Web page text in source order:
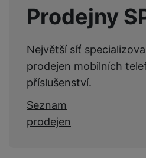
Prodejny
Největší síť
prodejen mobilních
příslušenství.
Seznam
prodejen